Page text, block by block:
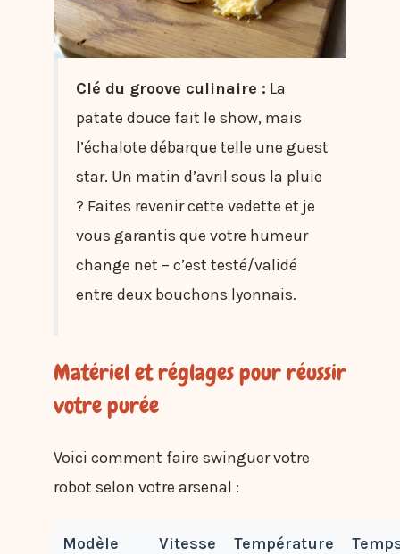
Clé du groove culinaire : La
patate douce fait le show, mais
l’échalote débarque telle une guest
star. Un matin d’avril sous la pluie
? Faites revenir cette vedette et je
vous garantis que votre humeur
change net – c’est testé/validé
entre deux bouchons lyonnais.
Matériel et réglages pour réussir
votre purée
Voici comment faire swinguer votre
robot selon votre arsenal :
Modèle Vitesse Température